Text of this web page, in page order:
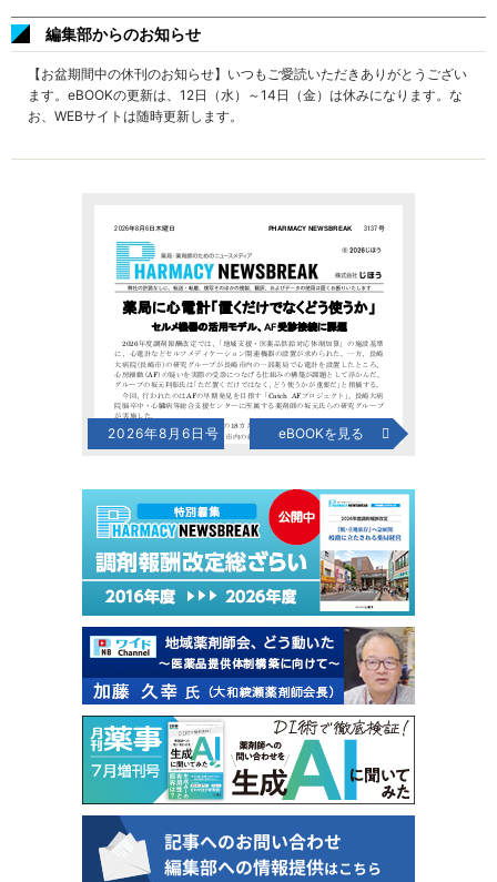
編集部からのお知らせ
【お盆期間中の休刊のお知らせ】いつもご愛読いただきありがとうござい
ます。eBOOKの更新は、12日（水）～14日（金）は休みになります。な
お、WEBサイトは随時更新します。
2026年8月6日号 eBOOKを見る